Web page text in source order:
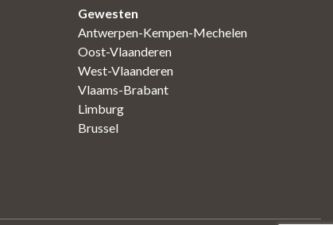
Gewesten
Antwerpen-Kempen-Mechelen
Oost-Vlaanderen
West-Vlaanderen
Vlaams-Brabant
Limburg
Brussel